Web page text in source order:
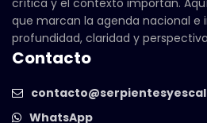
que marcan la agenda nacional e
profundidad, claridad y
Contacto
WhatsApp